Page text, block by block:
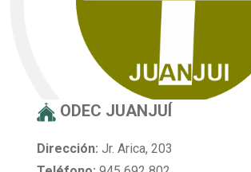
ODEC JUANJUÍ
Dirección: Jr. Arica, 203